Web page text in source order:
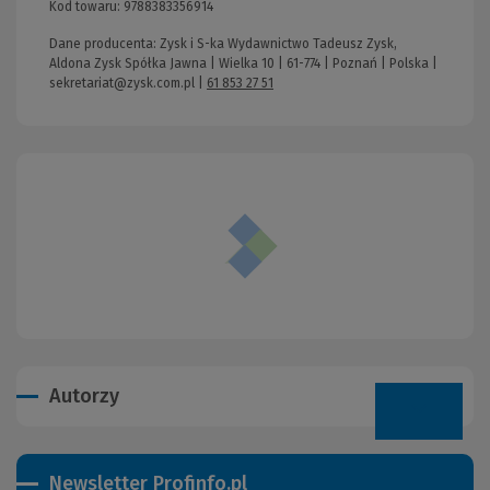
Kod towaru: 9788383356914
Dane producenta: Zysk i S-ka Wydawnictwo Tadeusz Zysk,
Aldona Zysk Spółka Jawna | Wielka 10 | 61-774 | Poznań | Polska |
sekretariat@zysk.com.pl
61 853 27 51
Autorzy
Newsletter Profinfo.pl